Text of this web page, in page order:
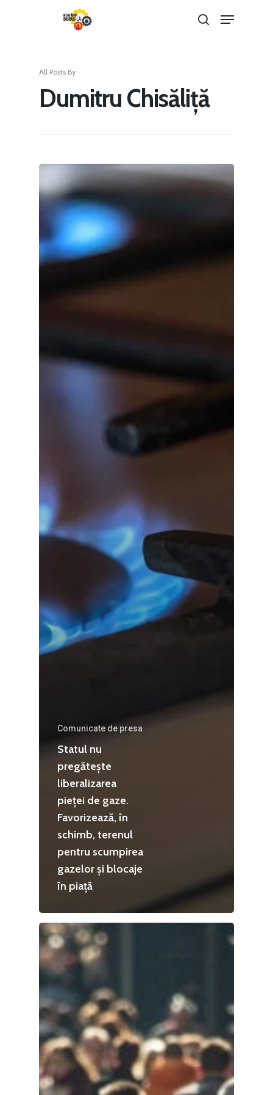
Hit enter to search or ESC to close
All Posts By
Dumitru Chisăliță
Comunicate de presa
Statul nu
pregătește
liberalizarea
pieței de gaze.
Favorizează, în
schimb, terenul
pentru scumpirea
gazelor și blocaje
în piață
Despre
Evenimente
Foto
Modelul economic
România – orizont
Video